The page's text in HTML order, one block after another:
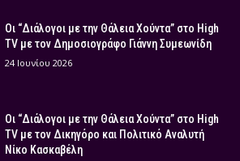
Οι “Διάλογοι με την Θάλεια Χούντα” στο High
TV με τον Δημοσιογράφο Γιάννη Συμεωνίδη
24 Ιουνίου 2026
Οι “Διάλογοι με την Θάλεια Χούντα” στο High
TV με τον Δικηγόρο και Πολιτικό Αναλυτή
Νίκο Κασκαβέλη